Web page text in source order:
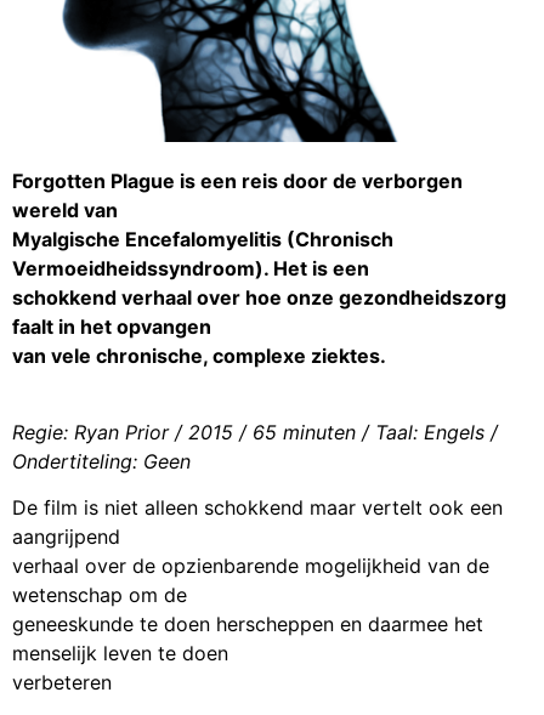
Forgotten Plague is een reis door de verborgen
wereld van
Myalgische Encefalomyelitis (Chronisch
Vermoeidheidssyndroom). Het is een
schokkend verhaal over hoe onze gezondheidszorg
faalt in het opvangen
van vele chronische, complexe ziektes.
Regie: Ryan Prior / 2015 / 65 minuten / Taal: Engels /
Ondertiteling: Geen
De film is niet alleen schokkend maar vertelt ook een
aangrijpend
verhaal over de opzienbarende mogelijkheid van de
wetenschap om de
geneeskunde te doen herscheppen en daarmee het
menselijk leven te doen
verbeteren